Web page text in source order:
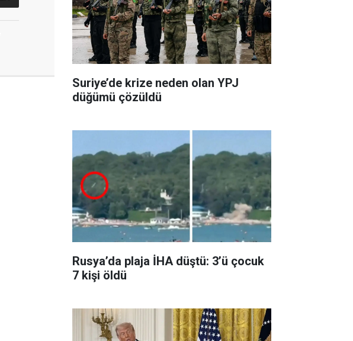
Suriye’de krize neden olan YPJ
düğümü çözüldü
Rusya’da plaja İHA düştü: 3’ü çocuk
7 kişi öldü